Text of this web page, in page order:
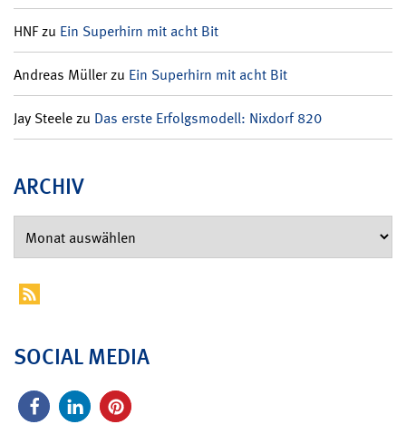
HNFzu Ein Superhirn mit acht Bit
Andreas Müllerzu Ein Superhirn mit acht Bit
Jay Steelezu Das erste Erfolgsmodell: Nixdorf 820
ARCHIV
SOCIAL MEDIA